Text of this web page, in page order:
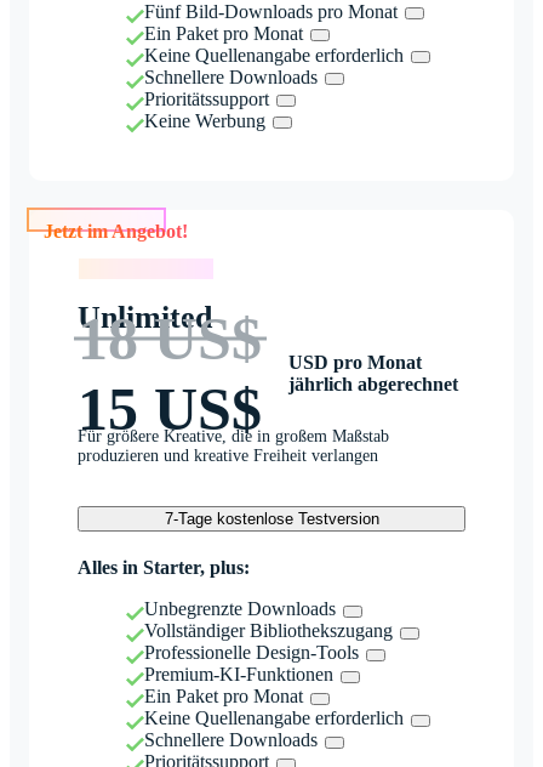
Fünf Bild-Downloads pro Monat
Ein Paket pro Monat
Keine Quellenangabe erforderlich
Schnellere Downloads
Prioritätssupport
Keine Werbung
Jetzt im Angebot!
Unlimited
18 US$
15 US$
USD pro Monat
jährlich abgerechnet
Für größere Kreative, die in großem Maßstab
produzieren und kreative Freiheit verlangen
7-Tage kostenlose Testversion
Alles in Starter, plus:
Unbegrenzte Downloads
Vollständiger Bibliothekszugang
Professionelle Design-Tools
Premium-KI-Funktionen
Ein Paket pro Monat
Keine Quellenangabe erforderlich
Schnellere Downloads
Prioritätssupport